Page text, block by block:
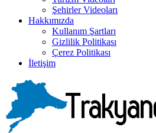
Şehirler Videoları
Hakkımızda
Kullanım Şartları
Gizlilik Politikası
Çerez Politikası
İletişim